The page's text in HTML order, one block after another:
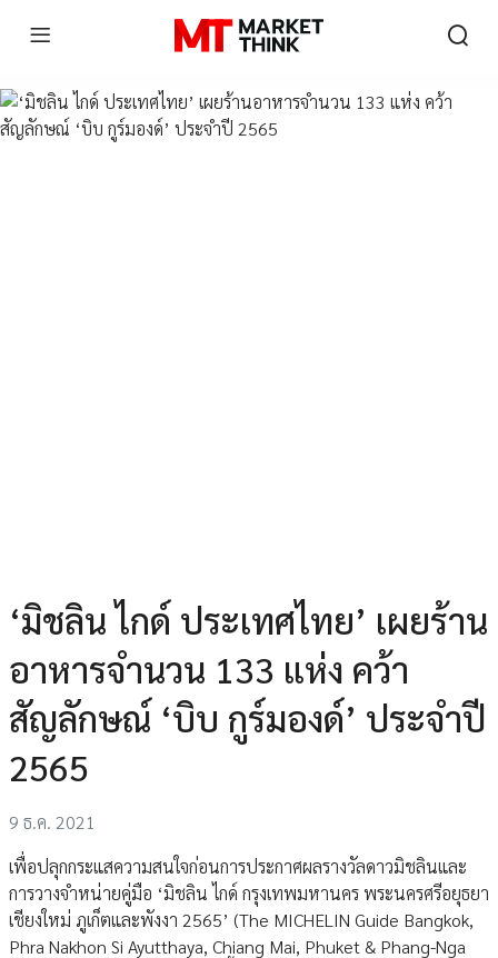
‘มิชลิน ไกด์ ประเทศไทย’ เผยร้าน
อาหารจำนวน 133 แห่ง คว้า
สัญลักษณ์ ‘บิบ กูร์มองด์’ ประจำปี
2565
9 ธ.ค. 2021
เพื่อปลุกกระแสความสนใจก่อนการประกาศผลรางวัลดาวมิชลินและ
การวางจำหน่ายคู่มือ ‘มิชลิน ไกด์ กรุงเทพมหานคร พระนครศรีอยุธยา
เชียงใหม่ ภูเก็ตและพังงา 2565’ (The MICHELIN Guide Bangkok,
Phra Nakhon Si Ayutthaya, Chiang Mai, Phuket & Phang-Nga